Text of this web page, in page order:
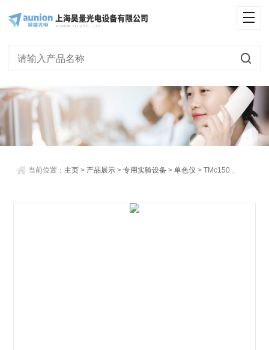
当前位置： 主页 > 产品展示 >专用实验设备 >单色仪 > TMc150 、